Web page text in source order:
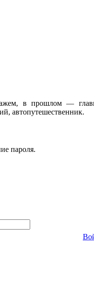
в прошлом —
автопутешественник.
пароля.